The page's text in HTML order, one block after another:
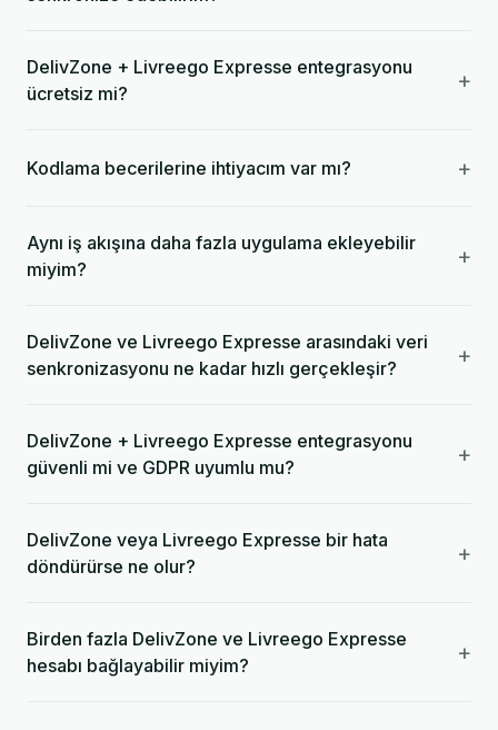
DelivZone + Livreego Expresse entegrasyonu
ücretsiz mi?
+
Kodlama becerilerine ihtiyacım var mı? +
Aynı iş akışına daha fazla uygulama ekleyebilir
miyim?
+
DelivZone ve Livreego Expresse arasındaki veri
senkronizasyonu ne kadar hızlı gerçekleşir?
+
DelivZone + Livreego Expresse entegrasyonu
güvenli mi ve GDPR uyumlu mu?
+
DelivZone veya Livreego Expresse bir hata
döndürürse ne olur?
+
Birden fazla DelivZone ve Livreego Expresse
hesabı bağlayabilir miyim?
+